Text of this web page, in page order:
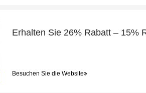
Besuchen Sie die Website